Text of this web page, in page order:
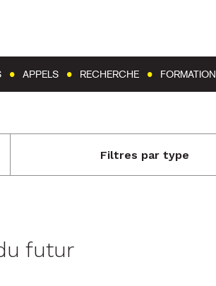
APPELS RECHERCHE FORMATION
Filtres par type
futur